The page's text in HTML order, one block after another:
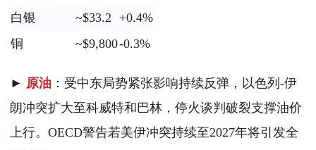
白银
~$33.2
+0.4%
铜
~$9,800-0.3%
► 原油 ：受中东局势紧张影响持续反弹，以色列-伊
朗冲突扩大至科威特和巴林，停火谈判破裂支撑油价
上行。OECD警告若美伊冲突持续至2027年将引发全